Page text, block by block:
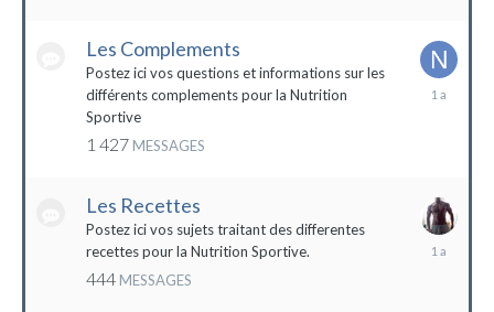
Les Complements
Postez ici vos questions et informations sur les
différents complements pour la Nutrition
Sportive
1 427 MESSAGES
Les Recettes
Postez ici vos sujets traitant des differentes
recettes pour la Nutrition Sportive.
444 MESSAGES